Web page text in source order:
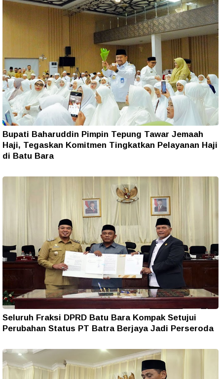
Bupati Baharuddin Pimpin Tepung Tawar Jemaah
Haji, Tegaskan Komitmen Tingkatkan Pelayanan Haji
di Batu Bara
Seluruh Fraksi DPRD Batu Bara Kompak Setujui
Perubahan Status PT Batra Berjaya Jadi Perseroda